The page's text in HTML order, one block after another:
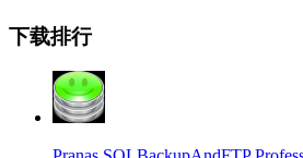
下载排行